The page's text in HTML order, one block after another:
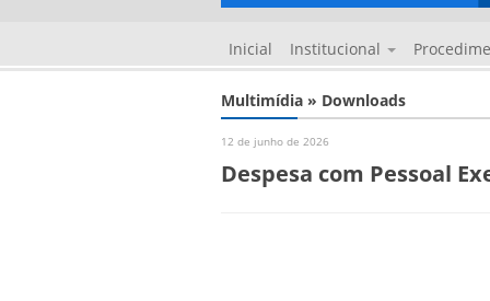
Inicial Institucional
Multimídia » Downloads
12 de junho de 2026
Despesa com Pessoal